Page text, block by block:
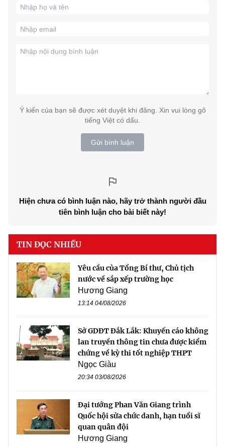
Ý kiến của bạn sẽ được xét duyệt khi đăng. Xin vui lòng gõ
tiếng Việt có dấu.
Gửi bình luận
Hiện chưa có bình luận nào, hãy trở thành người đầu
tiên bình luận cho bài biết này!
TIN ĐỌC NHIỀU
Yêu cầu của Tổng Bí thư, Chủ tịch
nước về sắp xếp trường học
Hương Giang
13:14 04/08/2026
Sở GDĐT Đắk Lắk: Khuyến cáo không
lan truyền thông tin chưa được kiểm
chứng về kỳ thi tốt nghiệp THPT
Ngọc Giàu
20:34 03/08/2026
Đại tướng Phan Văn Giang trình
Quốc hội sửa chức danh, hạn tuổi sĩ
quan quân đội
Hương Giang